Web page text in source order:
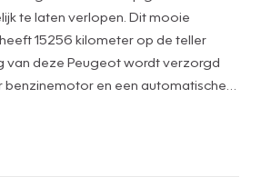
te laten verlopen. Dit mooie
15256 kilometer op de teller
van deze Peugeot wordt verzorgd
benzinemotor en een automatische
behoren 16 inch lichtmetalen velgen,
assistent, donker getint glas achter,
achterbank en LED-achterlichten ook